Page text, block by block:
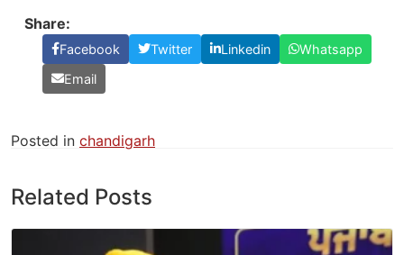
Share:
Facebook Twitter Linkedin
Whatsapp
Email
Posted in chandigarh
Related Posts